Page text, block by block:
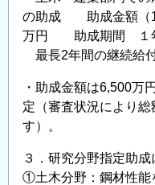
の助成 助成金額（1
万円 助成期間 １年
最長2年間の継続給
・助成金額は6,500万
定（審査状況により
す）。
３．研究分野指定助
①土木分野：鋼材性能